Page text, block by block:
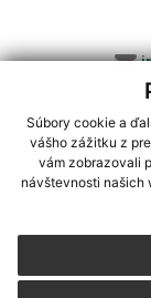
Súbory cookie a
vášho zážitku z
vám zobrazovali
návštevnosti našich
využite možnosť
CMS systém